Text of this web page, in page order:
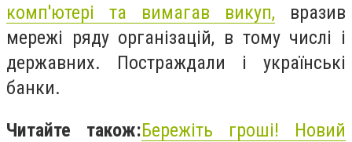
комп'ютері та вимагав викуп, вразив
мережі ряду організацій, в тому числі і
державних. Постраждали і українські
банки.
Читайте також:Бережіть гроші! Новий